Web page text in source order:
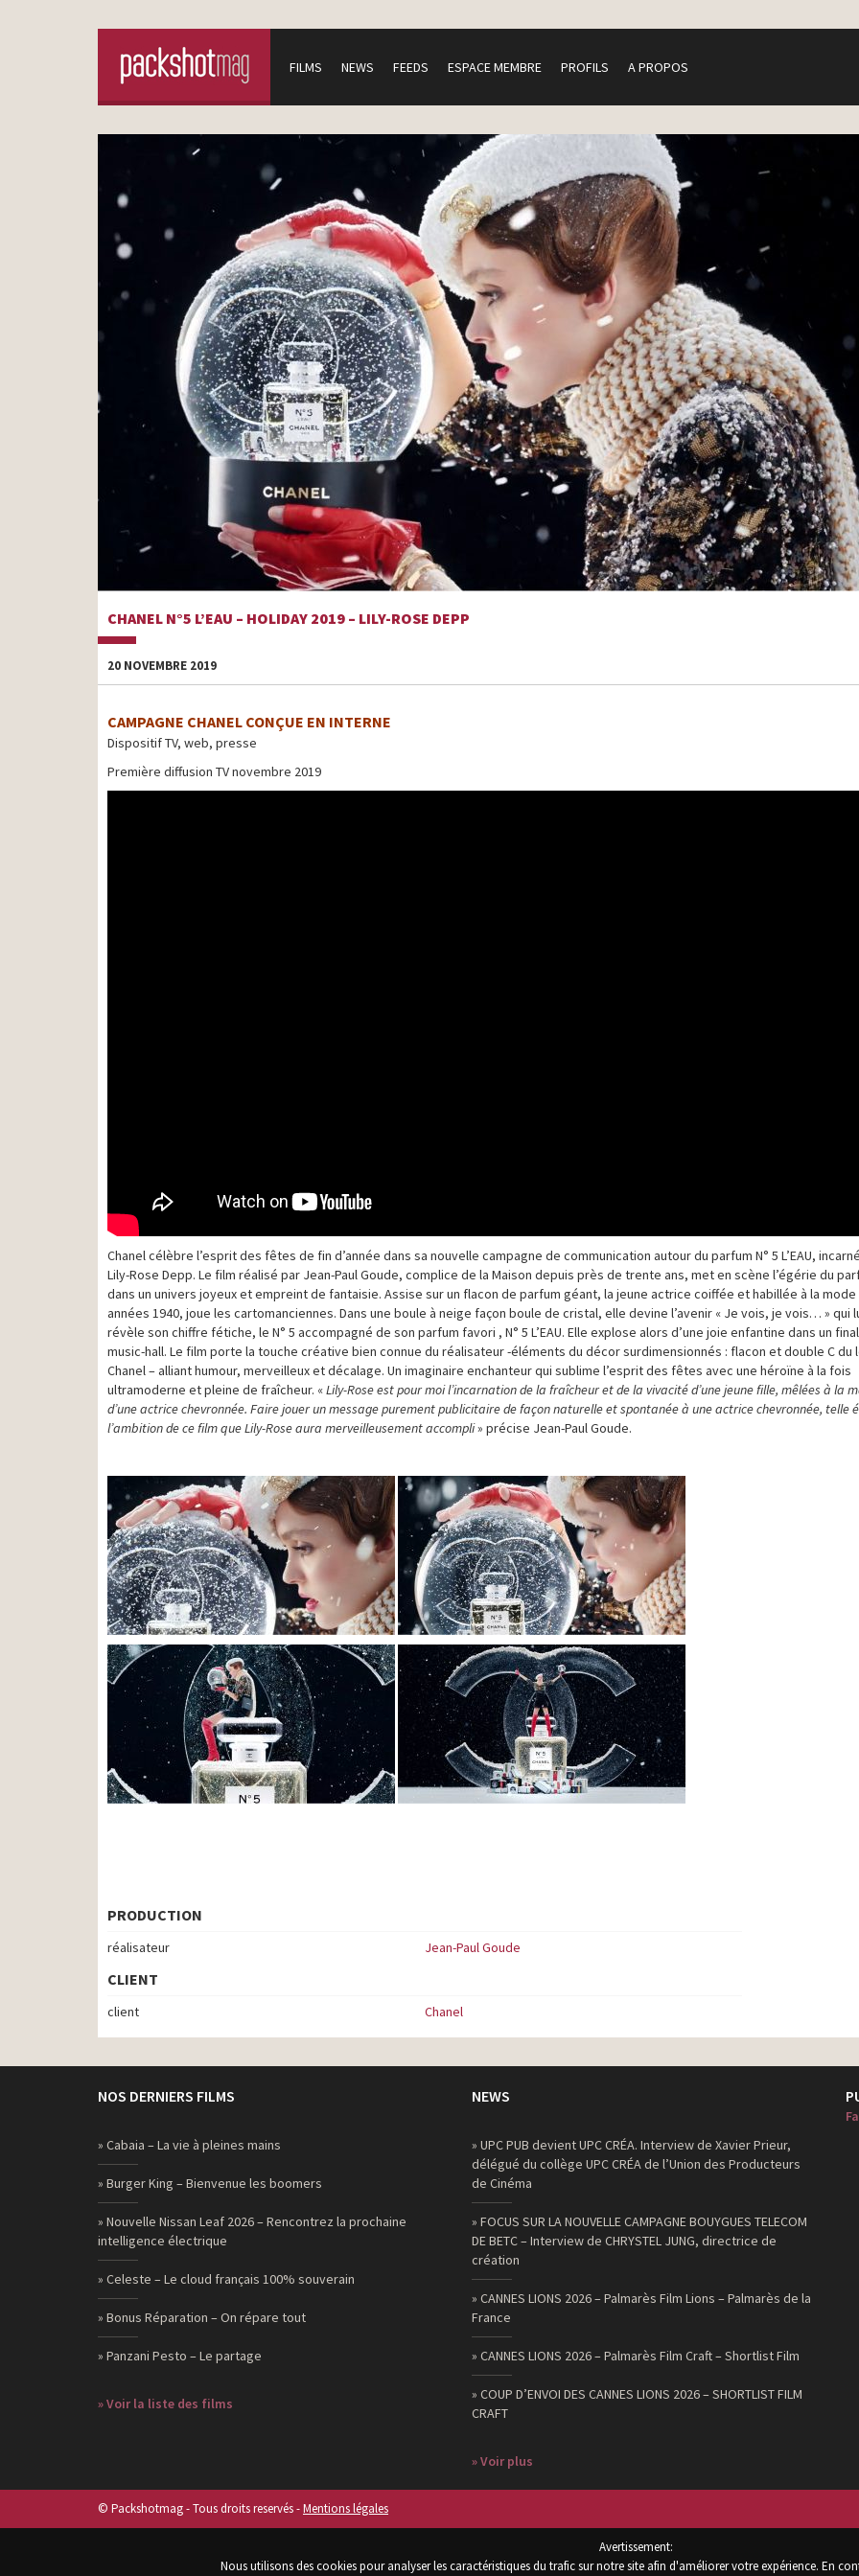
FILMS NEWS FEEDS ESPACE MEMBRE PROFILS A PROPOS
CHANEL N°5 L’EAU – HOLIDAY 2019 – LILY-ROSE DEPP
20 NOVEMBRE 2019
CAMPAGNE CHANEL CONÇUE EN INTERNE
Dispositif TV, web, presse
Première diffusion TV novembre 2019
Chanel célèbre l’esprit des fêtes de fin d’année dans sa nouvelle campagne de communication autour du parfum N° 5 L’EAU,
Lily-Rose Depp. Le film réalisé par Jean-Paul Goude, complice de la Maison depuis près de trente ans, met en scène l’égérie du
dans un univers joyeux et empreint de fantaisie. Assise sur un flacon de parfum géant, la jeune actrice coiffée et habillée à la mode
années 1940, joue les cartomanciennes. Dans une boule à neige façon boule de cristal, elle devine l’avenir « Je vois, je vois… » qui
révèle son chiffre fétiche, le N° 5 accompagné de son parfum favori , N° 5 L’EAU. Elle explose alors d’une joie enfantine dans un
music-hall. Le film porte la touche créative bien connue du réalisateur -éléments du décor surdimensionnés : flacon et double C du
Chanel – alliant humour, merveilleux et décalage. Un imaginaire enchanteur qui sublime l’esprit des fêtes avec une héroïne à la fois
ultramoderne et pleine de fraîcheur. «Lily-Rose est pour moi l’incarnation de la fraîcheur et de la vivacité d’une jeune fille, mêlées à la
d’une actrice chevronnée. Faire jouer un message purement publicitaire de façon naturelle et spontanée à une actrice chevronnée, telle
l’ambition de ce film que Lily-Rose aura merveilleusement accompli» précise Jean-Paul Goude.
PRODUCTION
réalisateur Jean-Paul Goude
CLIENT
client Chanel
NOS DERNIERS FILMS
» Cabaia – La vie à pleines mains
» Burger King – Bienvenue les boomers
» Nouvelle Nissan Leaf 2026 – Rencontrez la prochaine
intelligence électrique
» Celeste – Le cloud français 100% souverain
» Bonus Réparation – On répare tout
» Panzani Pesto – Le partage
» Voir la liste des films
NEWS
» UPC PUB devient UPC CRÉA. Interview de Xavier Prieur,
délégué du collège UPC CRÉA de l’Union des Producteurs
de Cinéma
» FOCUS SUR LA NOUVELLE CAMPAGNE BOUYGUES TELECOM
DE BETC – Interview de CHRYSTEL JUNG, directrice de
création
» CANNES LIONS 2026 – Palmarès Film Lions – Palmarès de la
France
» CANNES LIONS 2026 – Palmarès Film Craft – Shortlist Film
» COUP D’ENVOI DES CANNES LIONS 2026 – SHORTLIST FILM
CRAFT
» Voir plus
© Packshotmag - Tous droits reservés -Mentions légales
Avertissement:
Nous utilisons des cookies pour analyser les caractéristiques du trafic sur notre site afin d'améliorer votre expérience. En